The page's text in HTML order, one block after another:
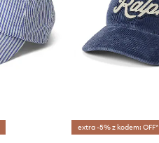
extra -5% z kodem: OFF*